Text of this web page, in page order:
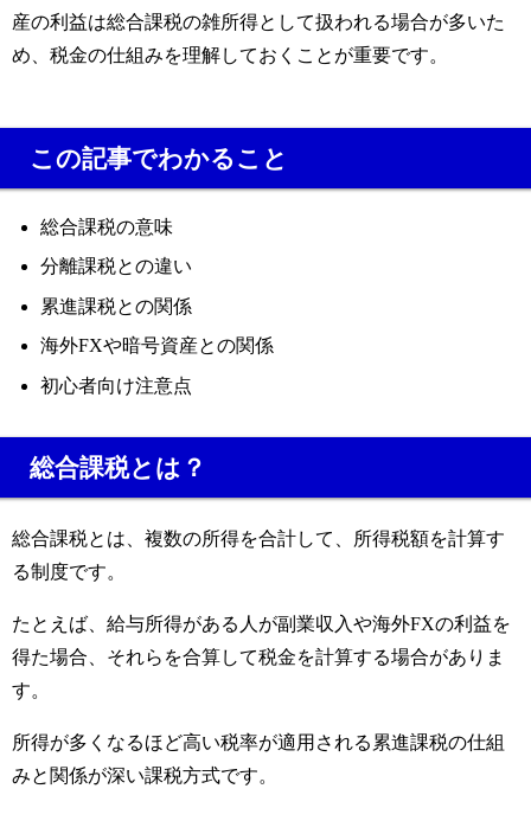
産の利益は総合課税の雑所得として扱われる場合が多いた
め、税金の仕組みを理解しておくことが重要です。
この記事でわかること
総合課税の意味
分離課税との違い
累進課税との関係
海外FXや暗号資産との関係
初心者向け注意点
総合課税とは？
総合課税とは、複数の所得を合計して、所得税額を計算す
る制度です。
たとえば、給与所得がある人が副業収入や海外FXの利益を
得た場合、それらを合算して税金を計算する場合がありま
す。
所得が多くなるほど高い税率が適用される累進課税の仕組
みと関係が深い課税方式です。